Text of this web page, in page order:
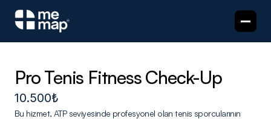
Pro Tenis Fitness Check-Up
10.500₺
Bu hizmet, ATP seviyesinde profesyonel olan tenis sporcularının